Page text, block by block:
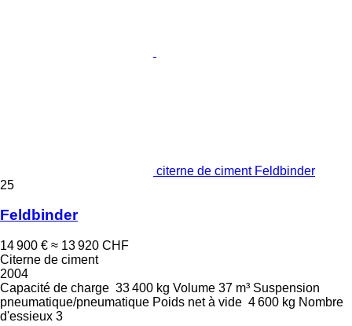
citerne de ciment Feldbinder
25
Feldbinder
14 900 € ≈ 13 920 CHF
Citerne de ciment
2004
Capacité de charge 33 400 kg Volume 37 m³ Suspension
pneumatique/pneumatique Poids net à vide 4 600 kg Nombre
d'essieux 3